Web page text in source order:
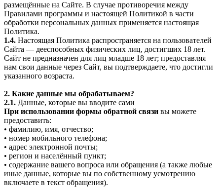
размещённые на Сайте. В случае противоречия между
Правилами программы и настоящей Политикой в части
обработки персональных данных применяется настоящая
Политика.
1.4. Настоящая Политика распространяется на пользователей
Сайта — дееспособных физических лиц, достигших 18 лет.
Сайт не предназначен для лиц младше 18 лет; предоставляя
нам свои данные через Сайт, вы подтверждаете, что достигли
указанного возраста.
2. Какие данные мы обрабатываем?
2.1. Данные, которые вы вводите сами
При использовании формы обратной связи вы можете
предоставить:
• фамилию, имя, отчество;
• номер мобильного телефона;
• адрес электронной почты;
• регион и населённый пункт;
• содержание вашего вопроса или обращения (а также любые
иные данные, которые вы по собственному усмотрению
включаете в текст обращения).